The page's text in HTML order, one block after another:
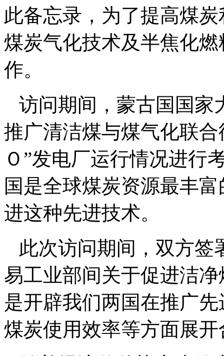
此备忘录，为了提高煤
煤炭气化技术及半焦化
作。
访问期间，蒙古国国家
推广清洁煤与煤气化联
Ｏ”发电厂运行情况进行
国是全球煤炭资源最丰
进这种先进技术。
此次访问期间，双方签
易工业部间关于促进洁
是开辟我们两国在推广
煤炭使用效率等方面展